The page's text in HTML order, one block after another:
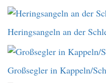
Heringsangeln an der
Großsegler in Kappeln/